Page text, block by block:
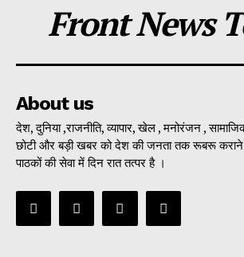
Front News
About us
देश, दुनिया ,राजनीति, व्यापार, खेल , मनोरंजन ,
छोटी और बड़ी खबर को देश की जनता तक रूबरू
पाठकों की सेवा में दिन रात तत्पर है ।